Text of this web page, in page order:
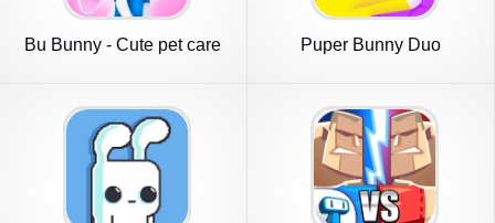
Bu Bunny - Cute pet care
Puper Bunny Duo